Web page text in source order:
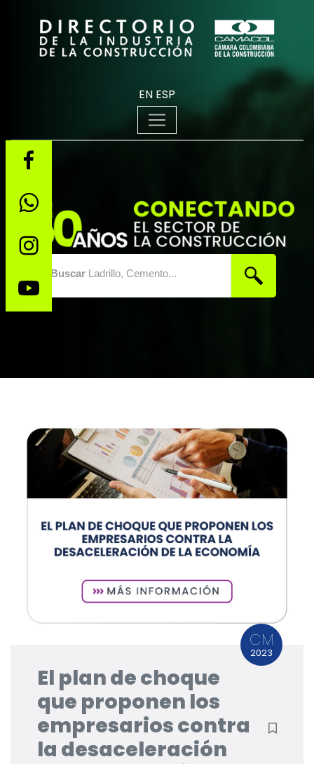
EN ESP
BuscarLadrillo, Cemento...
CM
2023
El plan de choque
que proponen los
empresarios contra
la desaceleración